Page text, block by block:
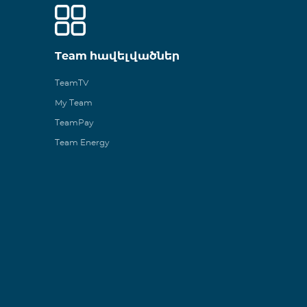
Team հավելվածներ
TeamTV
My Team
TeamPay
Team Energy